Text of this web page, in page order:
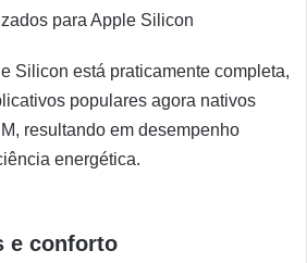
para Apple Silicon
Silicon está praticamente completa,
populares agora nativos
resultando em desempenho
energética.
e conforto